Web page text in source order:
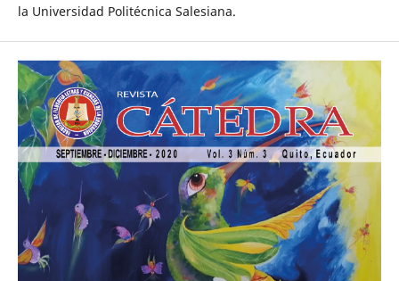
la Universidad Politécnica Salesiana.